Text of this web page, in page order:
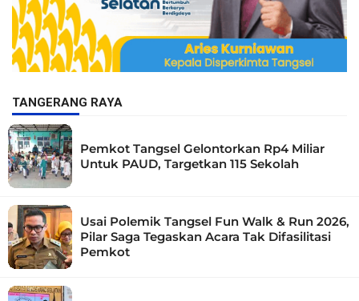
TANGERANG RAYA
Pemkot Tangsel Gelontorkan Rp4 Miliar
Untuk PAUD, Targetkan 115 Sekolah
Usai Polemik Tangsel Fun Walk & Run 2026,
Pilar Saga Tegaskan Acara Tak Difasilitasi
Pemkot